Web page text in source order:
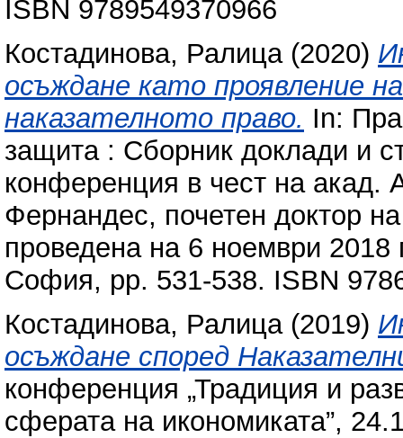
ISBN 9789549370966
Костадинова, Ралица(2020)
осъждане като проявление
наказателното право. In:
защита : Сборник доклади и
конференция в чест на акад.
Фернандес, почетен доктор
проведена на 6 ноември 2018
София, pp. 531-538. ISBN
Костадинова, Ралица(2019)
осъждане според
конференция „Традиция и
сферата на икономиката”,